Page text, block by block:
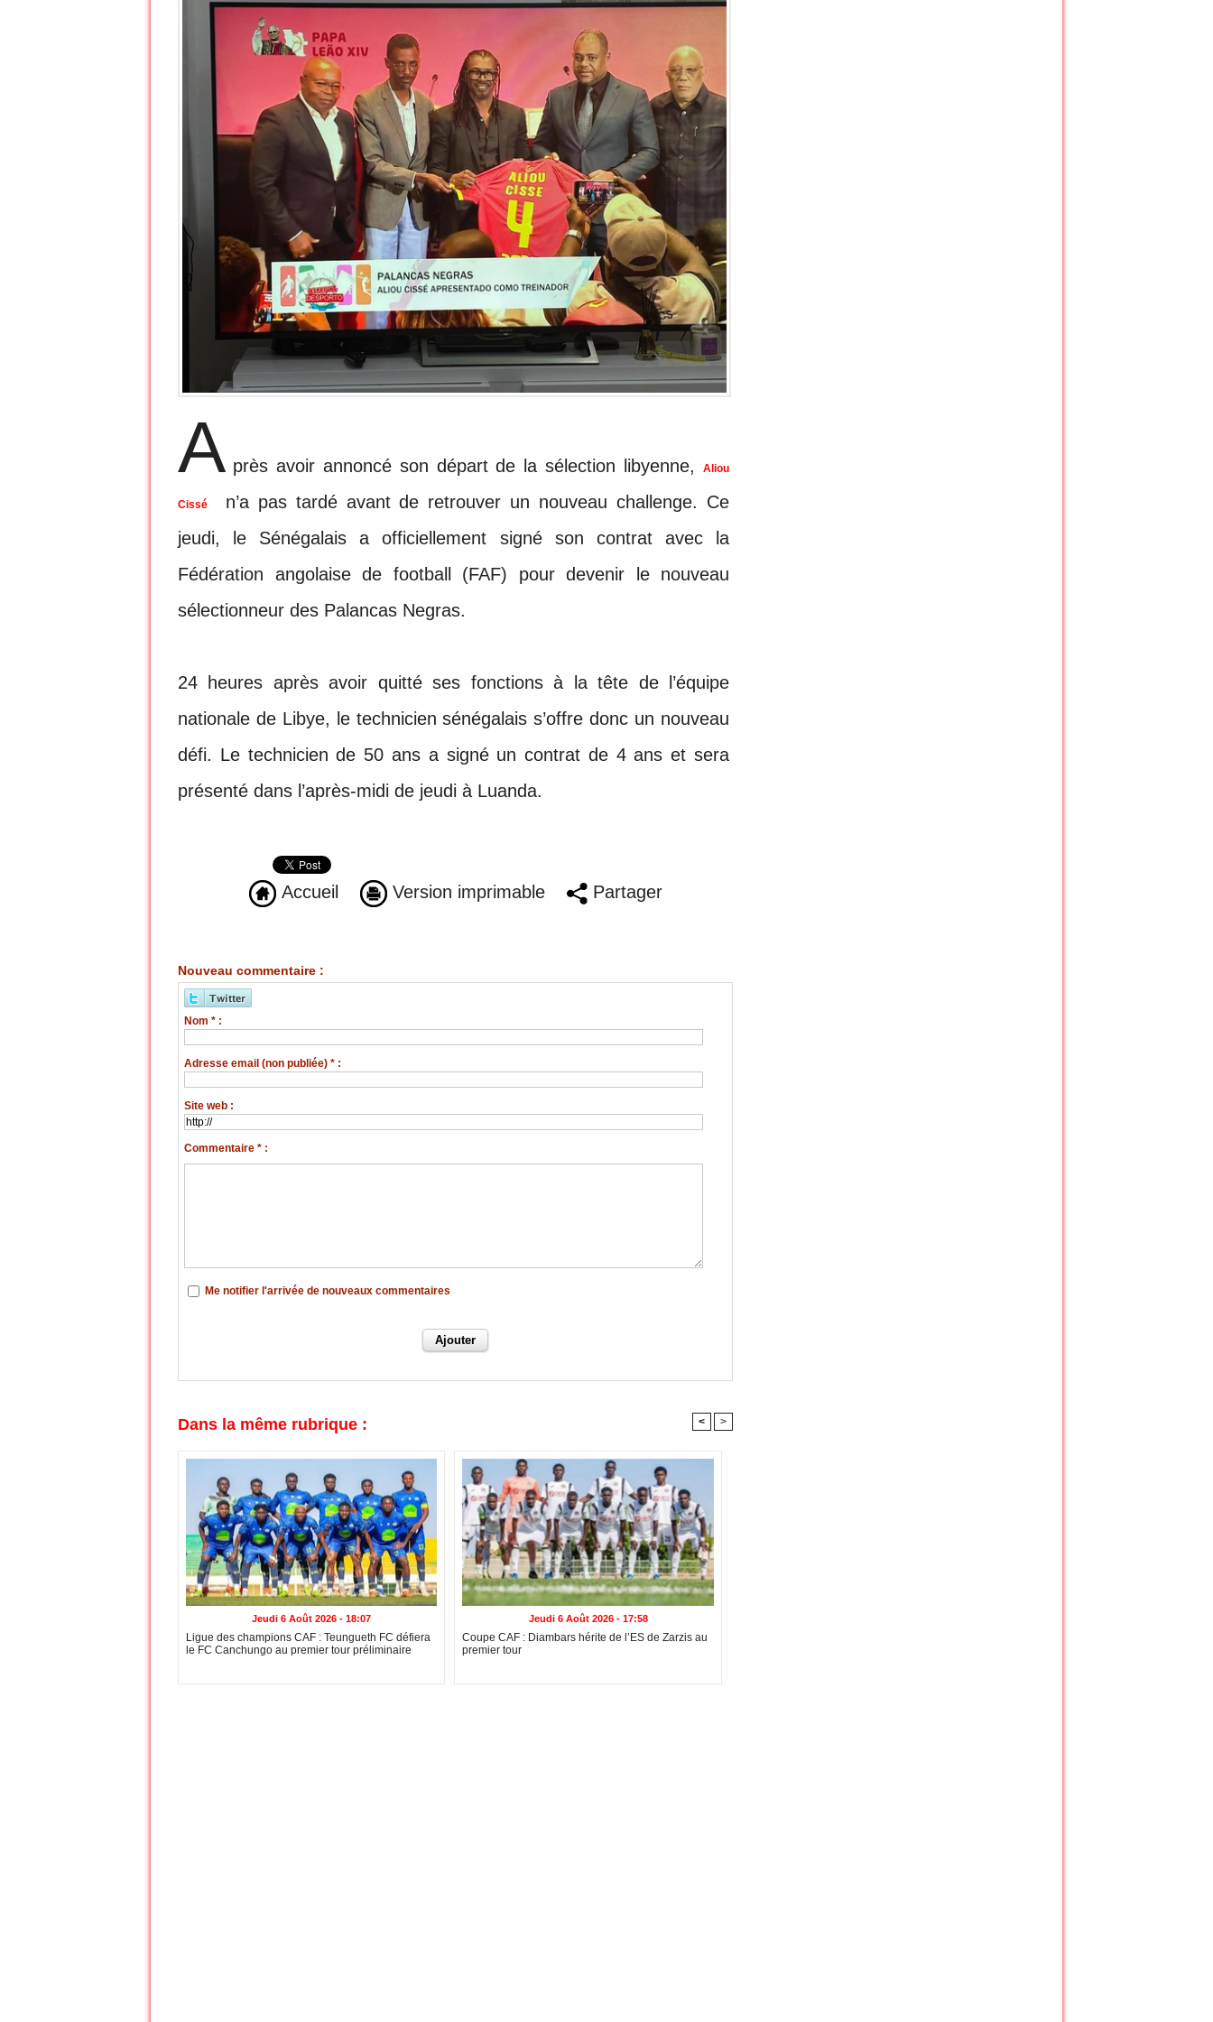
A près avoir annoncé son départ de la sélection libyenne, Aliou
Cissé
n’a pas tardé avant de retrouver un nouveau challenge. Ce
jeudi, le Sénégalais a officiellement signé son contrat avec la
Fédération angolaise de football (FAF) pour devenir le nouveau
sélectionneur des Palancas Negras.
24 heures après avoir quitté ses fonctions à la tête de l’équipe
nationale de Libye, le technicien sénégalais s’offre donc un nouveau
défi. Le technicien de 50 ans a signé un contrat de 4 ans et sera
présenté dans l’après-midi de jeudi à Luanda.
Accueil Version imprimable Partager
Nouveau commentaire :
Nom * :
Adresse email (non publiée) * :
Site web :
Commentaire * :
Me notifier l'arrivée de nouveaux commentaires
Dans la même rubrique : < >
Jeudi 6 Août 2026 - 18:07
Ligue des champions CAF : Teungueth FC défiera
le FC Canchungo au premier tour préliminaire
Jeudi 6 Août 2026 - 17:58
Coupe CAF : Diambars hérite de l’ES de Zarzis au
premier tour